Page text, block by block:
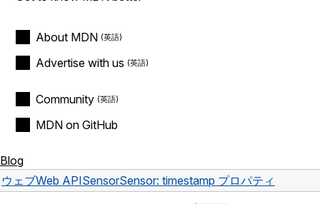
About MDN
Advertise with us
Community
MDN on GitHub
Blog
ウェブWeb APISensorSensor: timestamp プロパティ